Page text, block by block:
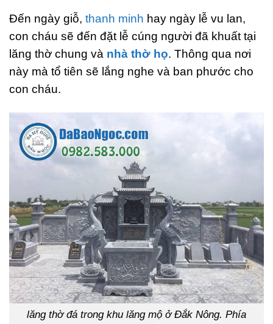
Đến ngày giỗ, thanh minh hay ngày lễ vu lan,
con cháu sẽ đến đặt lễ cúng người đã khuất tại
lăng thờ chung và nhà thờ họ. Thông qua nơi
này mà tổ tiên sẽ lắng nghe và ban phước cho
con cháu.
lăng thờ đá trong khu lăng mộ ở Đắk Nông. Phía